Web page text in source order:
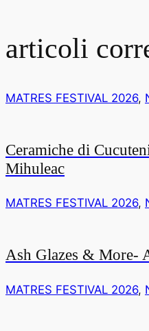
articoli
MATRES FESTIVAL 2026,
Ceramiche di
Mihuleac
MATRES FESTIVAL 2026,
Ash Glazes & More-
MATRES FESTIVAL 2026,